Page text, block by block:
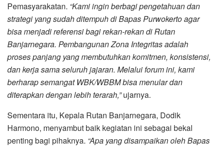
Pemasyarakatan. “Kami ingin berbagi pengetahuan dan
strategi yang sudah ditempuh di Bapas Purwokerto agar
bisa menjadi referensi bagi rekan-rekan di Rutan
Banjarnegara. Pembangunan Zona Integritas adalah
proses panjang yang membutuhkan komitmen, konsistensi,
dan kerja sama seluruh jajaran. Melalui forum ini, kami
berharap semangat WBK/WBBM bisa menular dan
diterapkan dengan lebih terarah,”ujarnya.
Sementara itu, Kepala Rutan Banjarnegara, Dodik
Harmono, menyambut baik kegiatan ini sebagai bekal
penting bagi pihaknya. “Apa yang disampaikan oleh Bapas